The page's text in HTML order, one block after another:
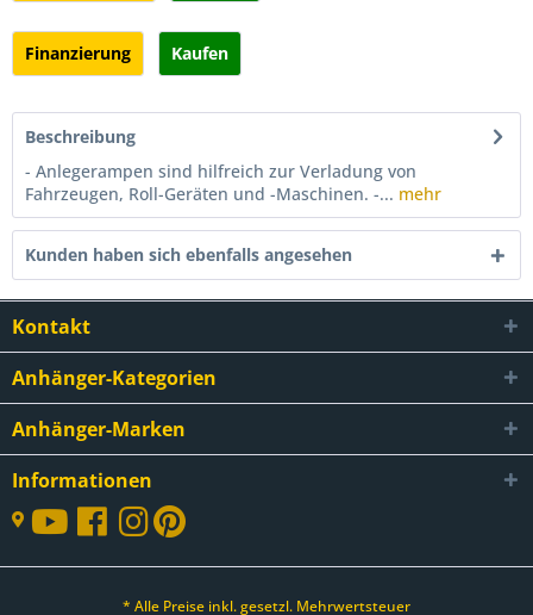
Finanzierung Kaufen
Beschreibung
- Anlegerampen sind hilfreich zur Verladung von
Fahrzeugen, Roll-Geräten und -Maschinen. -... mehr
Kunden haben sich ebenfalls angesehen
Kontakt
Anhänger-Kategorien
Anhänger-Marken
Informationen
* Alle Preise inkl. gesetzl. Mehrwertsteuer